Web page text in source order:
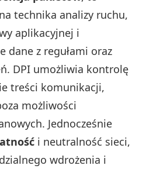
technika analizy ruchu,
aplikacyjnej i
dane z regułami oraz
DPI umożliwia kontrolę
treści komunikacji,
możliwości
Jednocześnie
i neutralność sieci,
wdrożenia i